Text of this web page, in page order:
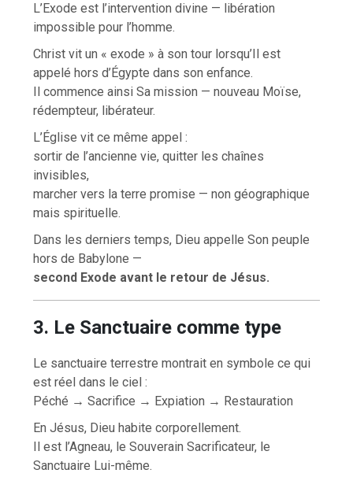
L’Exode est l’intervention divine — libération
impossible pour l’homme.
Christ vit un « exode » à son tour lorsqu’Il est
appelé hors d’Égypte dans son enfance.
Il commence ainsi Sa mission — nouveau Moïse,
rédempteur, libérateur.
L’Église vit ce même appel :
sortir de l’ancienne vie, quitter les chaînes
invisibles,
marcher vers la terre promise — non géographique
mais spirituelle.
Dans les derniers temps, Dieu appelle Son peuple
hors de Babylone —
second Exode avant le retour de Jésus.
3. Le Sanctuaire comme type
Le sanctuaire terrestre montrait en symbole ce qui
est réel dans le ciel :
Péché → Sacrifice → Expiation → Restauration
En Jésus, Dieu habite corporellement.
Il est l’Agneau, le Souverain Sacrificateur, le
Sanctuaire Lui-même.